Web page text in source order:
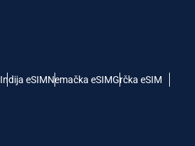
Indija eSIMNemačka eSIMGrčka eSIM